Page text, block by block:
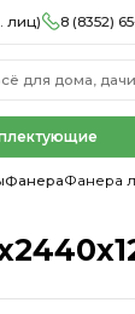
лиц) 8 (8352)
ФанераФанера